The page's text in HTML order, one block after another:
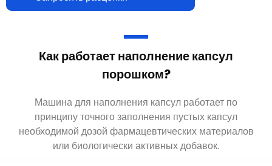
Как работает наполнение капсул
порошком?
Машина для наполнения капсул работает по
принципу точного заполнения пустых капсул
необходимой дозой фармацевтических материалов
или биологически активных добавок.